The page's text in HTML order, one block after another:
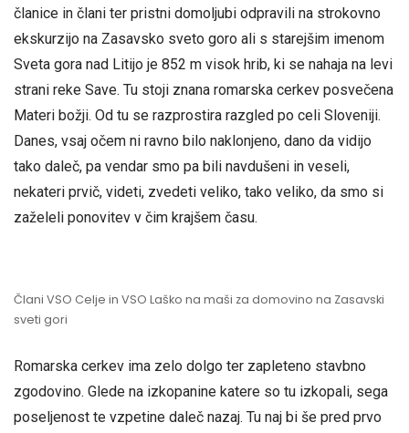
članice in člani ter pristni domoljubi odpravili na strokovno
ekskurzijo na Zasavsko sveto goro ali s starejšim imenom
Sveta gora nad Litijo je 852 m visok hrib, ki se nahaja na levi
strani reke Save. Tu stoji znana romarska cerkev posvečena
Materi božji. Od tu se razprostira razgled po celi Sloveniji.
Danes, vsaj očem ni ravno bilo naklonjeno, dano da vidijo
tako daleč, pa vendar smo pa bili navdušeni in veseli,
nekateri prvič, videti, zvedeti veliko, tako veliko, da smo si
zaželeli ponovitev v čim krajšem času.
Člani VSO Celje in VSO Laško na maši za domovino na Zasavski
sveti gori
Romarska cerkev ima zelo dolgo ter zapleteno stavbno
zgodovino. Glede na izkopanine katere so tu izkopali, sega
poseljenost te vzpetine daleč nazaj. Tu naj bi še pred prvo